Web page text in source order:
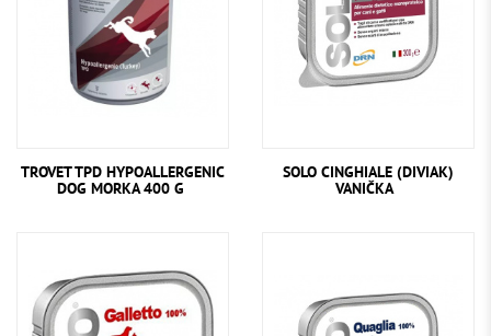
TROVET TPD HYPOALLERGENIC
DOG MORKA 400 G
SOLO CINGHIALE (DIVIAK)
VANIČKA